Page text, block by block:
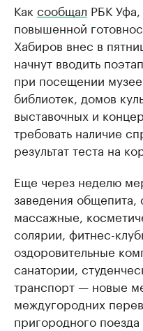
Как сообщал РБК
повышенной
Хабиров внес в
начнут вводить
при посещении
библиотек, домов
выставочных и
требовать наличие
результат теста на
Еще через неделю
заведения общепита,
массажные,
солярии, фитнес-
оздоровительные
санатории,
транспорт — новые
междугородних
пригородного